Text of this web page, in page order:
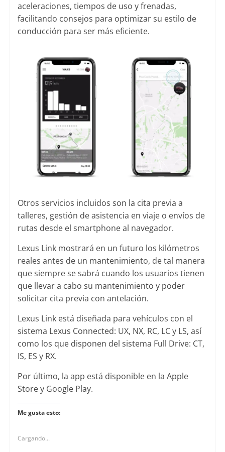
aceleraciones, tiempos de uso y frenadas,
facilitando consejos para optimizar su estilo de
conducción para ser más eficiente.
Otros servicios incluidos son la cita previa a
talleres, gestión de asistencia en viaje o envíos de
rutas desde el smartphone al navegador.
Lexus Link mostrará en un futuro los kilómetros
reales antes de un mantenimiento, de tal manera
que siempre se sabrá cuando los usuarios tienen
que llevar a cabo su mantenimiento y poder
solicitar cita previa con antelación.
Lexus Link está diseñada para vehículos con el
sistema Lexus Connected: UX, NX, RC, LC y LS, así
como los que disponen del sistema Full Drive: CT,
IS, ES y RX.
Por último, la app está disponible en la Apple
Store y Google Play.
Me gusta esto:
Cargando...